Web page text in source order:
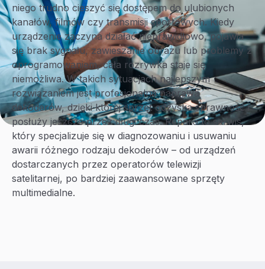
niego trudno cieszyć się dostępem do ulubionych
kanałów, filmów czy transmisji sportowych. Kiedy
urządzenie zaczyna działać nieprawidłowo, pojawia
się brak sygnału, zawieszanie obrazu lub problemy z
oprogramowaniem, cała rozrywka staje się
niemożliwa. W takich sytuacjach najlepszym
rozwiązaniem jest profesjonalna naprawa
dekoderów, dzięki której sprzęt odzyska sprawność i
posłuży jeszcze przez długi czas. Reparo to serwis,
który specjalizuje się w diagnozowaniu i usuwaniu
awarii różnego rodzaju dekoderów – od urządzeń
dostarczanych przez operatorów telewizji
satelitarnej, po bardziej zaawansowane sprzęty
multimedialne.